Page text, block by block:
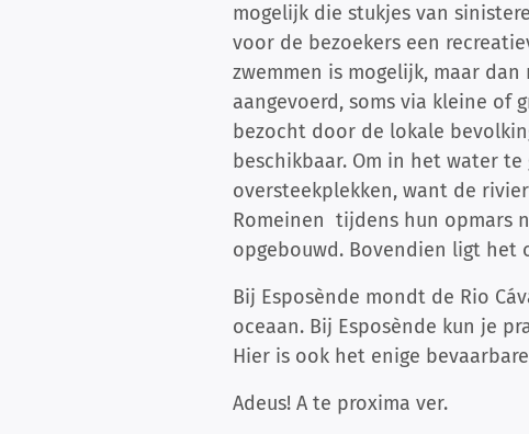
mogelijk die stukjes van
voor de bezoekers een
zwemmen is mogelijk, maar
aangevoerd, soms via kleine of
bezocht door de lokale
beschikbaar. Om in het water
oversteekplekken, want de
Romeinen tijdens hun opmars
opgebouwd. Bovendien ligt het
Bij Esposènde mondt de Rio
oceaan. Bij Esposènde kun je
Hier is ook het enige
Adeus! A te proxima ver.